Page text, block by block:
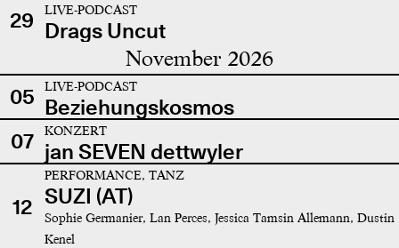
29
LIVE-PODCAST
Drags Uncut
November 2026
05 LIVE-PODCAST
Beziehungskosmos
07
KONZERT
jan SEVEN dettwyler
12
PERFORMANCE, TANZ
SUZI (AT)
Sophie Germanier, Lan Perces, Jessica Tamsin Allemann, Dustin
Kenel